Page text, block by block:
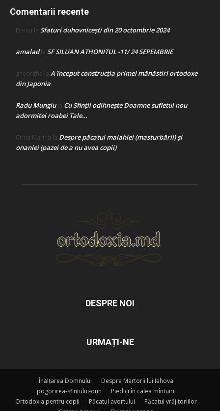
Comentarii recente
Doina la Sfaturi duhovnicești din 20 octombrie 2024
amaladla SF SILUAN ATHONITUL -11/ 24 SEPEMBRIE
gheorghe la A început construcţia primei mănăstiri ortodoxe
din Japonia
Radu Mungiula Cu Sfinții odihnește Doamne sufletul nou
adormitei roabei Tale…
Crina Marina la Despre păcatul malahiei (masturbării) şi
onaniei (pazei de a nu avea copii)
DESPRE NOI
URMAȚI-NE
Înălțarea Domnului
Despre Martorii lui Iehova
pogorirea-sfintului-duh
Piedici în calea mîntuirii
Ortodoxia pentru copii
Păcatul avortului
Păcatul vrăjitoriilor